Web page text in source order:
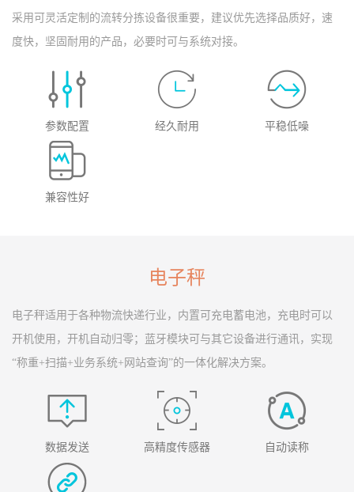
采用可灵活定制的流转分拣设备很重要，建议优先选择品质好，速
度快，坚固耐用的产品，必要时可与系统对接。
参数配置 经久耐用 平稳低噪
兼容性好
电子秤
电子秤适用于各种物流快递行业，内置可充电蓄电池，充电时可以
开机使用，开机自动归零；蓝牙模块可与其它设备进行通讯，实现
“称重+扫描+业务系统+网站查询”的一体化解决方案。
数据发送 高精度传感器 自动读称